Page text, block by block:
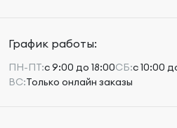
График работы:
ПН-ПТ:с 9:00 до 18:00СБ:с 10:00
ВС:Только онлайн заказы